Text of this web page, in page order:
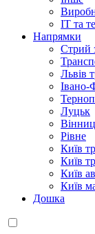
IT та
Напрямки
Стрий
Львів
Івано-
Луцьк
Рівне
Київ
Київ
Київ
Київ
Дошка